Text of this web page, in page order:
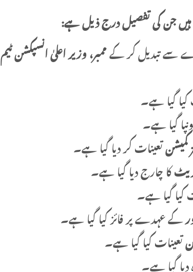
ہیں جن کی تفصیل درج ذیل ہے:
سے تبدیل کر کےممبر، وزیر اعلیٰ انسپکشن ٹیم
گیا ہے۔
گیا ہے۔
کمیشنتعینات کر دیا گیا ہے۔
کا چارج دیا گیا ہے۔
کیا گیا ہے۔
کے عہدے پر فائز کیا گیا ہے۔
تعینات کیا گیا ہے۔
گیا ہے۔